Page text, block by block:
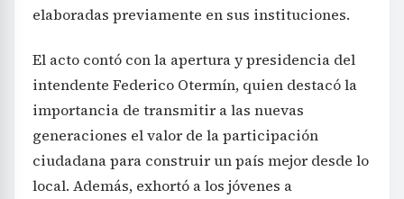
elaboradas previamente en sus instituciones.
El acto contó con la apertura y presidencia del
intendente Federico Otermín, quien destacó la
importancia de transmitir a las nuevas
generaciones el valor de la participación
ciudadana para construir un país mejor desde lo
local. Además, exhortó a los jóvenes a